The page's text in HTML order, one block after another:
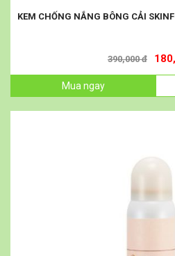
KEM CHỐNG NẮNG BÔNG CẢI
390,000 đ
Mua ngay